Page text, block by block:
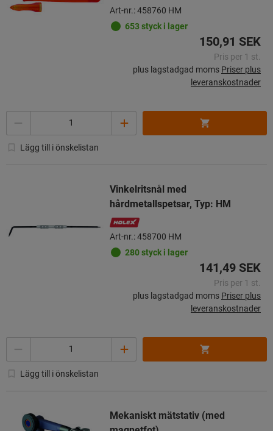
Art-nr.: 458760 HM
653 styck i lager
150,91 SEK
Pris per 1 st.
plus lagstadgad moms Priser plus
leveranskostnader
Lägg till i önskelistan
Vinkelritsnål med
hårdmetallspetsar, Typ: HM
Art-nr.: 458700 HM
280 styck i lager
141,49 SEK
Pris per 1 st.
plus lagstadgad moms Priser plus
leveranskostnader
Lägg till i önskelistan
Mekaniskt mätstativ (med